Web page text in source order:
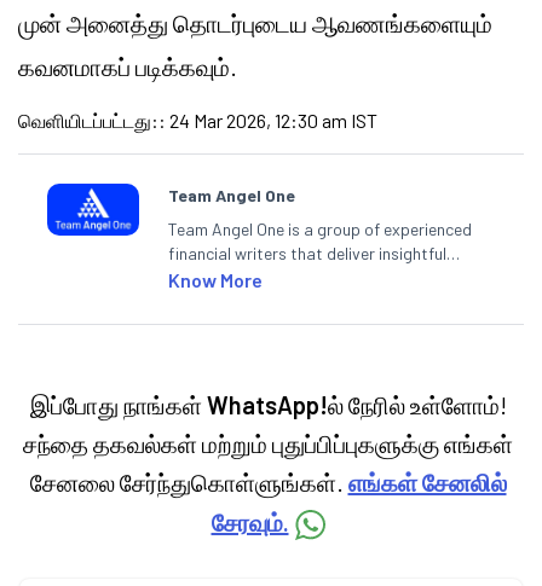
முன் அனைத்து தொடர்புடைய ஆவணங்களையும்
கவனமாகப் படிக்கவும்.
வெளியிடப்பட்டது: : 24 Mar 2026, 12:30 am IST
Team Angel One
Team Angel One is a group of experienced
financial writers that deliver insightful
articles on the stock market, IPO, economy,
categories.
Know More
இப்போது நாங்கள் WhatsApp!ல் நேரில் உள்ளோம்!
சந்தை தகவல்கள் மற்றும் புதுப்பிப்புகளுக்கு எங்கள்
சேனலை சேர்ந்துகொள்ளுங்கள். எங்கள் சேனலில்
சேரவும்.